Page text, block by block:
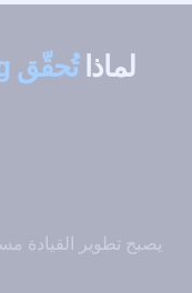
لماذاتُحقّق Blended Leading نتائج
يصبح تطوير القيادة